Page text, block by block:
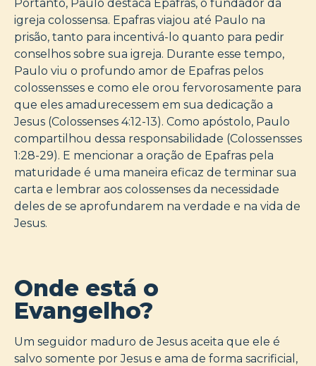
Portanto, Paulo destaca Epafras, o fundador da
igreja colossensa. Epafras viajou até Paulo na
prisão, tanto para incentivá-lo quanto para pedir
conselhos sobre sua igreja. Durante esse tempo,
Paulo viu o profundo amor de Epafras pelos
colossensses e como ele orou fervorosamente para
que eles amadurecessem em sua dedicação a
Jesus (Colossenses 4:12-13). Como apóstolo, Paulo
compartilhou dessa responsabilidade (Colossensses
1:28-29). E mencionar a oração de Epafras pela
maturidade é uma maneira eficaz de terminar sua
carta e lembrar aos colossenses da necessidade
deles de se aprofundarem na verdade e na vida de
Jesus.
Onde está o
Evangelho?
Um seguidor maduro de Jesus aceita que ele é
salvo somente por Jesus e ama de forma sacrificial,